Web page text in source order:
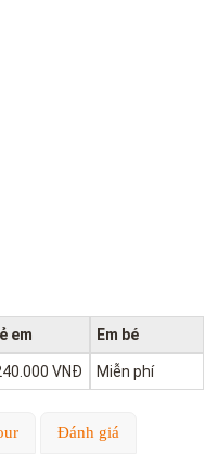
em Em bé
VNĐ Miễn phí
Đánh giá